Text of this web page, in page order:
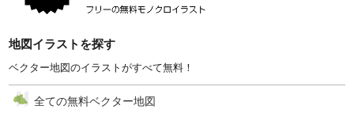
地図イラストを探す
ベクター地図のイラストがすべて無料！
全ての無料ベクター地図